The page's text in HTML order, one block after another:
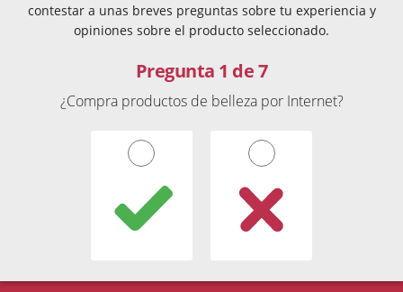
contestar a unas breves preguntas sobre tu experiencia y
opiniones sobre el producto seleccionado.
Pregunta 1 de 7
¿Compra productos de belleza por Internet?